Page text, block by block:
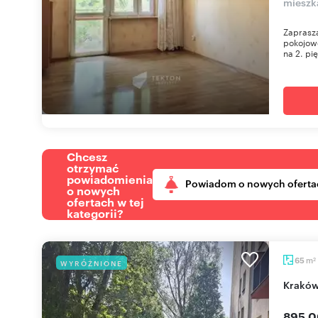
na 2.
Chcesz
otrzymać
powiadomienia
o nowych
ofertach w tej
kategorii?
Powiadom o nowych
WYRÓŻNIONE 65 m2